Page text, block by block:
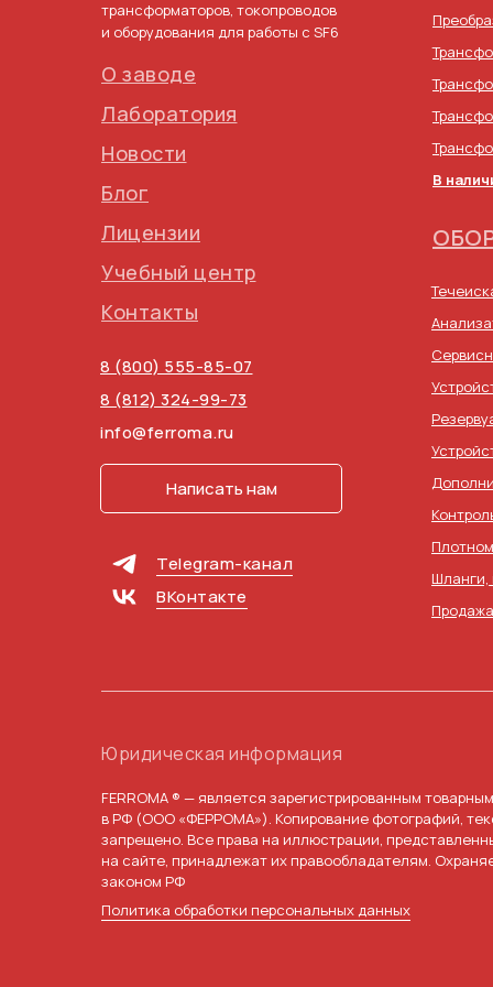
трансформаторов, токопроводов
и оборудования для работы с SF6
FERROMA ® — является зарегистрированным
в РФ (ООО «ФЕРРОМА»). Копирование фотографий,
запрещено. Все права на иллюстрации,
на сайте, принадлежат их правообладателям.
законом РФ
В
О заводе
Лаборатория
Юридическая информация
Новости
Блог
Лицензии
Учебный центр
Контакты
8 (800) 555-85-07
8 (812) 324-99-73
info@ferroma.ru
Telegram-канал
Политика обработки персональных данных
Шланги,
Написать нам
ВКонтакте